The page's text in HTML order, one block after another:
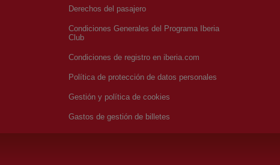
Derechos del pasajero
Condiciones Generales del Programa Iberia
Club
Condiciones de registro en iberia.com
Política de protección de datos personales
Gestión y política de cookies
Gastos de gestión de billetes